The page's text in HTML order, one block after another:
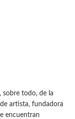
sobre todo, de la
artista, fundadora
encuentran